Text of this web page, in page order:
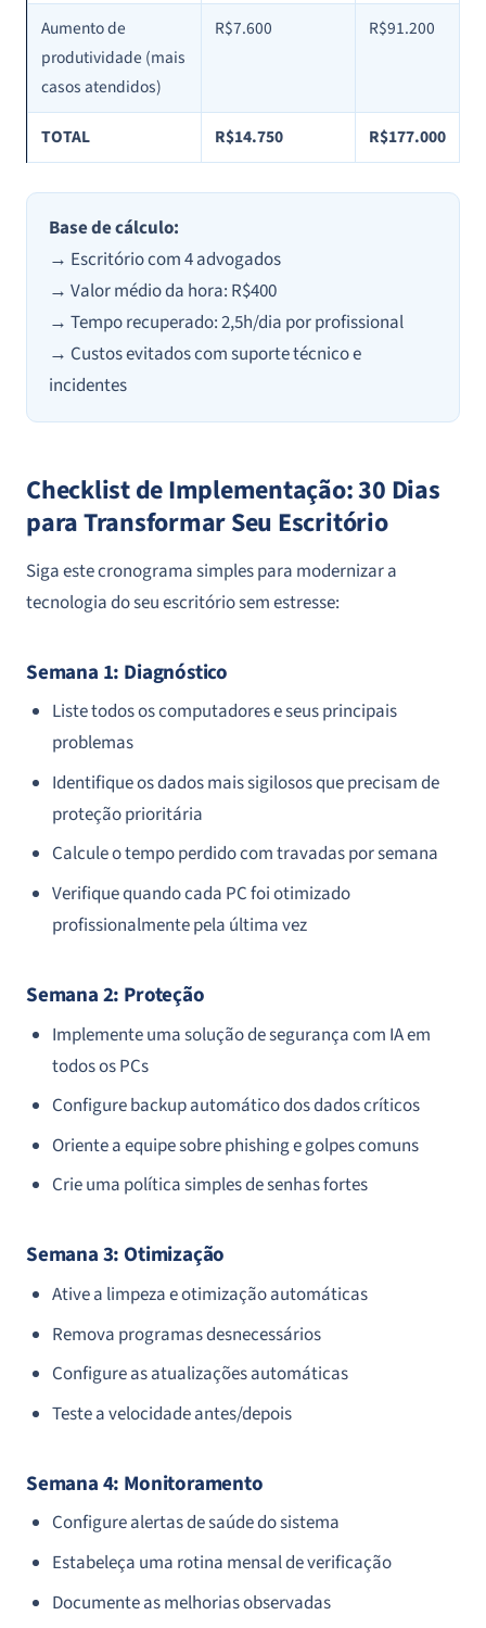
Aumento de
produtividade (mais
casos atendidos)
R$7.600 R$91.200
TOTAL R$14.750 R$177.000
Base de cálculo:
→ Escritório com 4 advogados
→ Valor médio da hora: R$400
→ Tempo recuperado: 2,5h/dia por profissional
→ Custos evitados com suporte técnico e
incidentes
Checklist de Implementação: 30 Dias
para Transformar Seu Escritório
Siga este cronograma simples para modernizar a
tecnologia do seu escritório sem estresse:
Semana 1: Diagnóstico
Liste todos os computadores e seus principais
problemas
Identifique os dados mais sigilosos que precisam de
proteção prioritária
Calcule o tempo perdido com travadas por semana
Verifique quando cada PC foi otimizado
profissionalmente pela última vez
Semana 2: Proteção
Implemente uma solução de segurança com IA em
todos os PCs
Configure backup automático dos dados críticos
Oriente a equipe sobre phishing e golpes comuns
Crie uma política simples de senhas fortes
Semana 3: Otimização
Ative a limpeza e otimização automáticas
Remova programas desnecessários
Configure as atualizações automáticas
Teste a velocidade antes/depois
Semana 4: Monitoramento
Configure alertas de saúde do sistema
Estabeleça uma rotina mensal de verificação
Documente as melhorias observadas